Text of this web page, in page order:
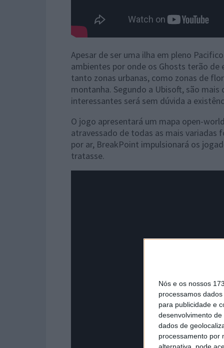
Nós e os nossos
processamos
para publicidade e
desenvolvimento de
dados de
processamento por
Apesar de ser uma ilha em pleno
ambientes por onde os Ghosts terão de
tanto zonas urbanas, como zonas de
montanha. Segundo a Ubisoft, são
interessantes será sem dúvida a
O jogo apresentará um mapa open-
atravessado de todas as mais variadas
por ar, BreakPoint impulsionará os
tratasse.